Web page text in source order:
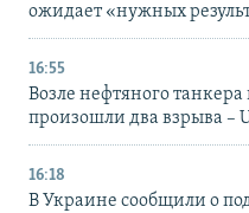
ожидает «нужных
16:55
Возле нефтяного
произошли два взрыва –
16:18
В Украине сообщили о